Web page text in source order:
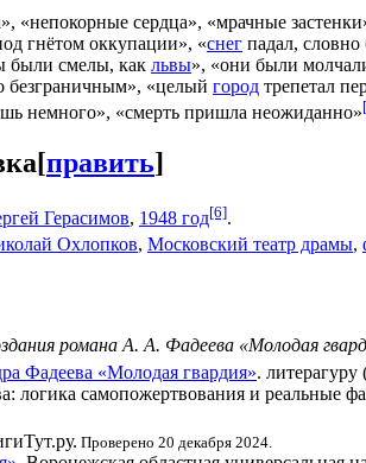
«непокорные сердца», «мрачные
гнётом оккупации», «снег падал,
были смелы, как львы», «они были
«целый город трепетал
немного», «смерть пришла неожиданно»
[править]
Герасимов, 1948 год[6].
Охлопков, Московский театр драмы,
романа А. А. Фадеева «Молодая
Фадеева «Молодая гвардия». литерагуру
логика самопожертвования и реальные
Проверено 20 декабря 2024.